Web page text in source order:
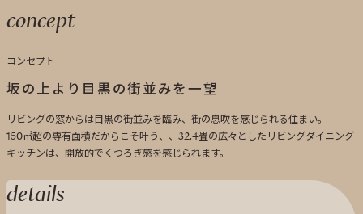
concept
コンセプト
坂の上より目黒の街並みを一望
リビングの窓からは目黒の街並みを臨み、街の息吹を感じられる住まい。
150㎡超の専有面積だからこそ叶う、、32.4畳の広々としたリビングダイニング
キッチンは、開放的でくつろぎ感を感じられます。
details